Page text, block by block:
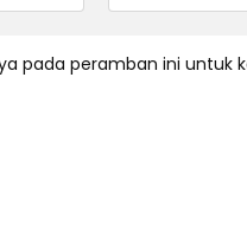
pada peramban ini untuk